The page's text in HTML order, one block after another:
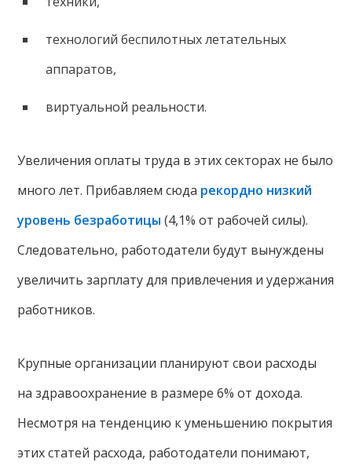
технологий беспилотных летательных
аппаратов,
виртуальной реальности.
Увеличения оплаты труда в этих секторах не было
много лет. Прибавляем сюда рекордно низкий
уровень безработицы (4,1% от рабочей силы).
Следовательно, работодатели будут вынуждены
увеличить зарплату для привлечения и удержания
работников.
Крупные организации планируют свои расходы
на здравоохранение в размере 6% от дохода.
Несмотря на тенденцию к уменьшению покрытия
этих статей расхода, работодатели понимают,